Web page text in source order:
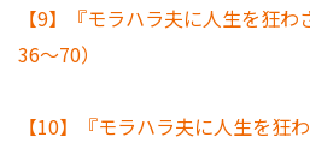
【9】『モラハラ夫に人生を狂
36～70）
【10】『モラハラ夫に人生を狂